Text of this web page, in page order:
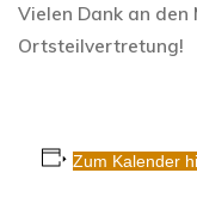
Vielen Dank an
Ortsteilvertretung!
Zum Kalender